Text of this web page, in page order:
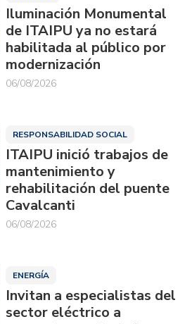
Iluminación Monumental
de ITAIPU ya no estará
habilitada al público por
modernización
06/08/2026
RESPONSABILIDAD SOCIAL
ITAIPU inició trabajos de
mantenimiento y
rehabilitación del puente
Cavalcanti
06/08/2026
ENERGÍA
Invitan a especialistas del
sector eléctrico a